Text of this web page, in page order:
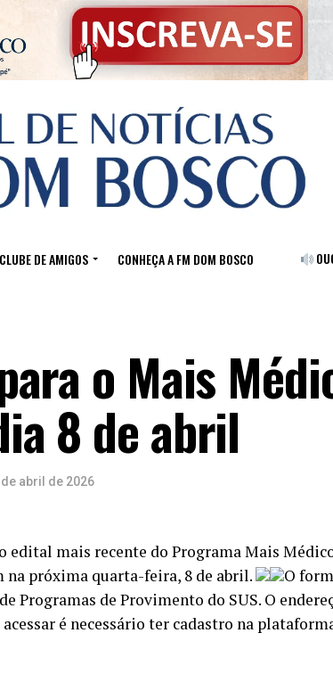
CLUBE DE AMIGOS CONHEÇA A FM DOM BOSCO
o Mais
8 de abril
de abril de 2026
mais recente do Programa Mais
próxima quarta-feira, 8 de abril.
O
Programas de Provimento do SUS. O
acessar é necessário ter cadastro na